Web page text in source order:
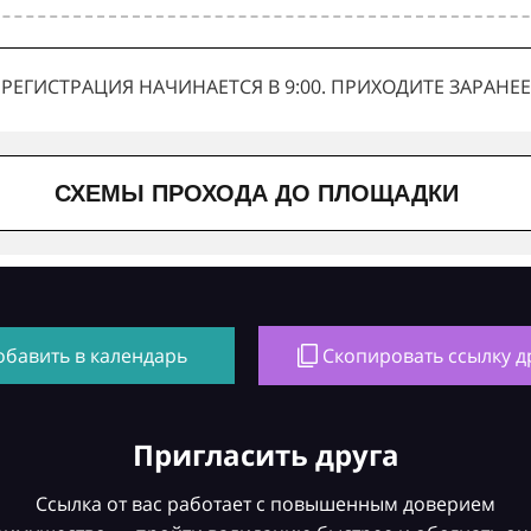
РЕГИСТРАЦИЯ НАЧИНАЕТСЯ В 9:00. ПРИХОДИТЕ ЗАРАНЕЕ
СХЕМЫ ПРОХОДА ДО ПЛОЩАДКИ
в календарь Скопировать ссылку
Пригласить друга
Ссылка от вас работает с повышенным доверием